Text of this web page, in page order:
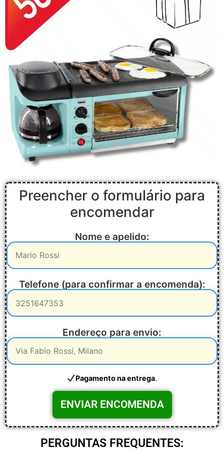
Preencher o formulário para
encomendar
Nome e apelido:
Telefone (para confirmar a encomenda):
Endereço para envio:
Pagamento na entrega.
PERGUNTAS FREQUENTES: